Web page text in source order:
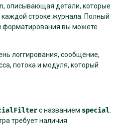
описывающая детали, которые
каждой строке журнала. Полный
форматирования вы можете
логгирования, сообщение,
потока и модуля, который
с названием special
требует наличия